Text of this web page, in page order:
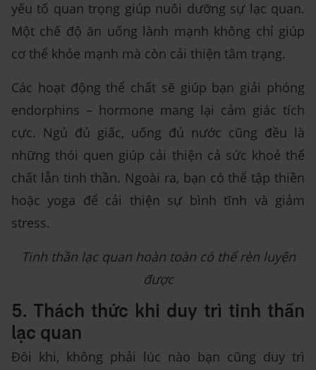
yếu tố quan trọng giúp nuôi dưỡng sự lạc quan.
Một chế độ ăn uống lành mạnh không chỉ giúp
cơ thể khỏe mạnh mà còn cải thiện tâm trạng.
Các hoạt động thể chất sẽ giúp bạn giải phóng
endorphins – hormone mang lại cảm giác tích
cực. Ngủ đủ giấc, uống đủ nước cũng đều là
những thói quen giúp cải thiện cả sức khoẻ thể
chất lẫn tinh thần. Ngoài ra, bạn có thể tập thiền
hoặc yoga để cải thiện sự bình tĩnh và giảm
stress.
Tinh thần lạc quan hoàn toàn có thể rèn luyện
được
5. Thách thức khi duy trì tinh thần
lạc quan
Đôi khi, không phải lúc nào bạn cũng duy trì